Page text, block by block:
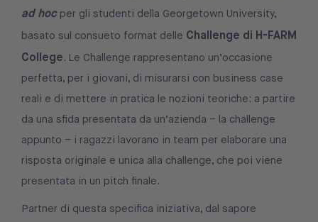
ad hocper gli studenti della Georgetown University,
basato sul consueto format delle Challenge di H-FARM
College. Le Challenge rappresentano un’occasione
perfetta, per i giovani, di misurarsi con business case
reali e di mettere in pratica le nozioni teoriche: a partire
da una sfida presentata da un’azienda – la challenge
appunto – i ragazzi lavorano in team per elaborare una
risposta originale e unica alla challenge, che poi viene
presentata in un pitch finale.
Partner di questa specifica iniziativa, dal sapore